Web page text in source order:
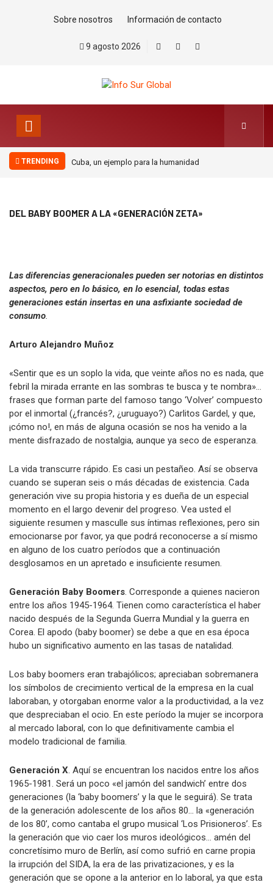
Sobre nosotros Información de contacto
9 agosto 2026
TRENDING
para la humanidad Petro, el hombre que nunca se
DEL BABY BOOMER A LA «GENERACIÓN ZETA»
Las diferencias generacionales pueden ser notorias en distintos
aspectos, pero en lo básico, en lo esencial, todas estas
generaciones están insertas en una asfixiante sociedad de
consumo.
Arturo Alejandro Muñoz
«Sentir que es un soplo la vida, que veinte años no es nada, que
febril la mirada errante en las sombras te busca y te nombra»…
frases que forman parte del famoso tango ‘Volver’ compuesto
por el inmortal (¿francés?, ¿uruguayo?) Carlitos Gardel, y que,
¡cómo no!, en más de alguna ocasión se nos ha venido a la
mente disfrazado de nostalgia, aunque ya seco de esperanza.
La vida transcurre rápido. Es casi un pestañeo. Así se observa
cuando se superan seis o más décadas de existencia. Cada
generación vive su propia historia y es dueña de un especial
momento en el largo devenir del progreso. Vea usted el
siguiente resumen y masculle sus íntimas reflexiones, pero sin
emocionarse por favor, ya que podrá reconocerse a sí mismo
en alguno de los cuatro períodos que a continuación
desglosamos en un apretado e insuficiente resumen.
Generación Baby Boomers. Corresponde a quienes nacieron
entre los años 1945-1964. Tienen como característica el haber
nacido después de la Segunda Guerra Mundial y la guerra en
Corea. El apodo (baby boomer) se debe a que en esa época
hubo un significativo aumento en las tasas de natalidad.
Los baby boomers eran trabajólicos; apreciaban sobremanera
los símbolos de crecimiento vertical de la empresa en la cual
laboraban, y otorgaban enorme valor a la productividad, a la vez
que despreciaban el ocio. En este período la mujer se incorpora
al mercado laboral, con lo que definitivamente cambia el
modelo tradicional de familia.
Generación X. Aquí se encuentran los nacidos entre los años
1965-1981. Será un poco «el jamón del sandwich’ entre dos
generaciones (la ‘baby boomers’ y la que le seguirá). Se trata
de la generación adolescente de los años 80… la «generación
de los 80’, como cantaba el grupo musical ‘Los Prisioneros’. Es
la generación que vio caer los muros ideológicos… amén del
concretísimo muro de Berlín, así como sufrió en carne propia
la irrupción del SIDA, la era de las privatizaciones, y es la
generación que se opone a la anterior en lo laboral, ya que esta